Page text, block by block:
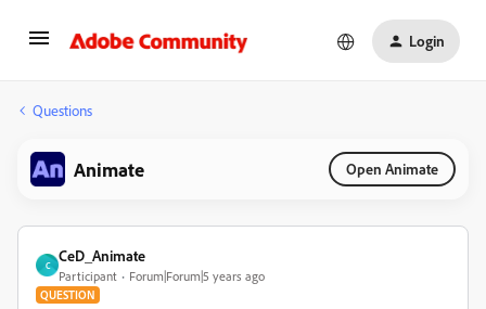
Login
Questions
Animate Open Animate
C
CeD_Animate
Participant Forum|Forum|5 years ago
QUESTION